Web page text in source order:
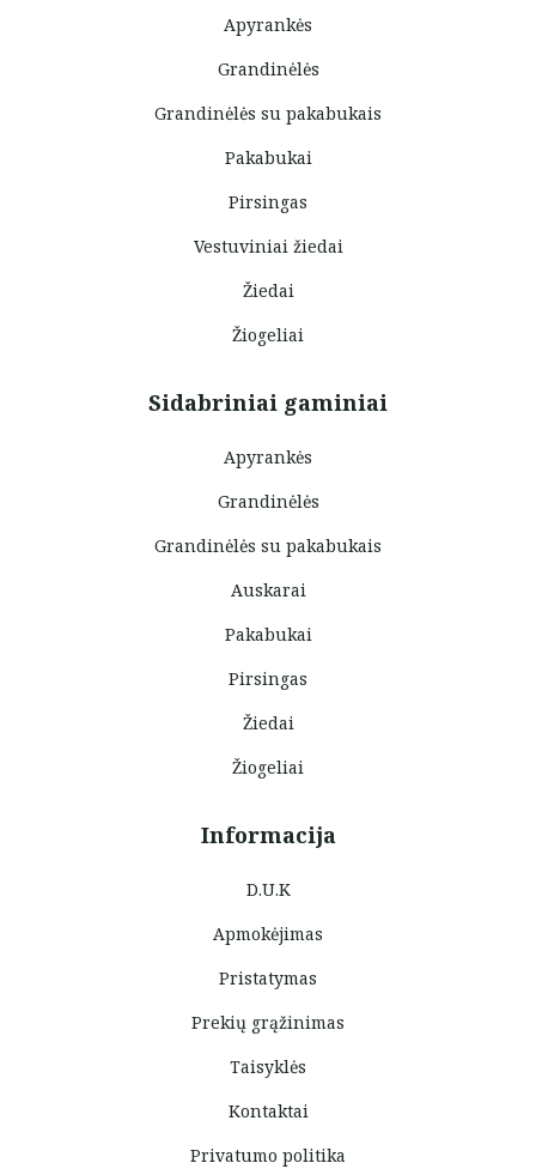
Apyrankės
Grandinėlės
Grandinėlės su pakabukais
Pakabukai
Pirsingas
Vestuviniai žiedai
Žiedai
Žiogeliai
Sidabriniai gaminiai
Apyrankės
Grandinėlės
Grandinėlės su pakabukais
Auskarai
Pakabukai
Pirsingas
Žiedai
Žiogeliai
Informacija
D.U.K
Apmokėjimas
Pristatymas
Prekių grąžinimas
Taisyklės
Kontaktai
Privatumo politika